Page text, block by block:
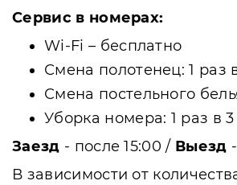
Сервис в номерах:
Wi-Fi – бесплатно
Смена полотенец: 1 раз
Смена постельного
Уборка номера: 1 раз в
Заезд - после 15:00 / Выезд
В зависимости от